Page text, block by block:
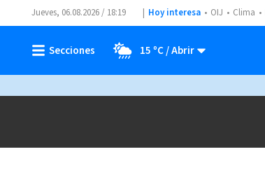
Jueves, 06.08.2026 / 18:19 Hoy interesa OIJ Clima
15 ºC